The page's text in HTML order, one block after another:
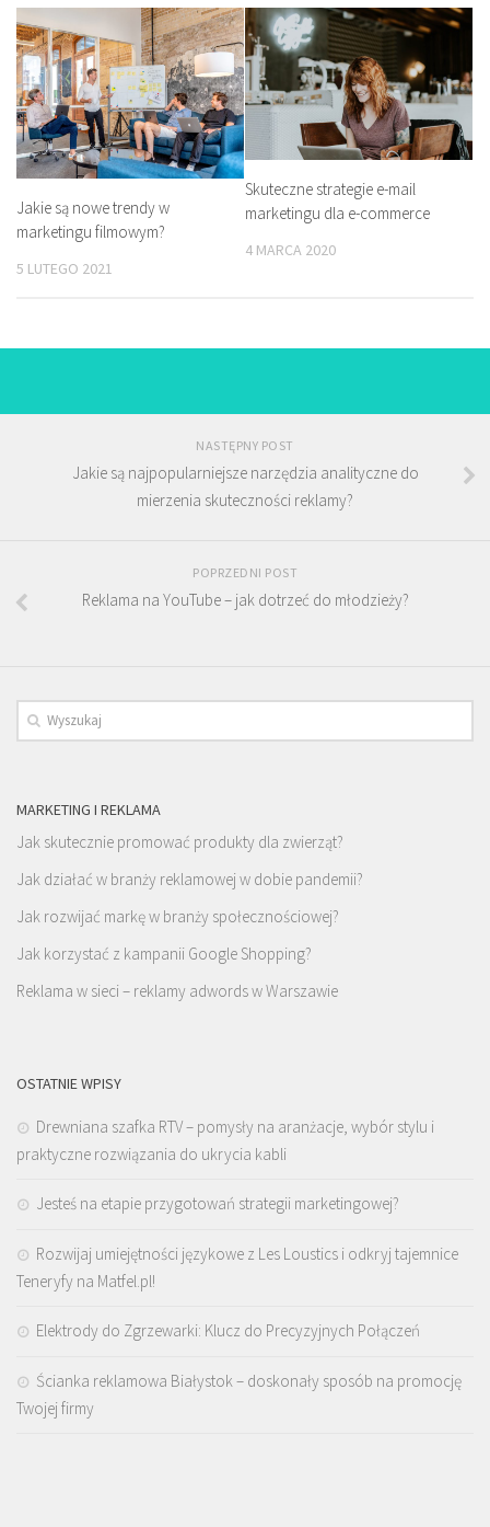
Jakie są nowe trendy w
marketingu filmowym?
5 LUTEGO 2021
Skuteczne strategie e-mail
marketingu dla e-commerce
4 MARCA 2020
NASTĘPNY POST
Jakie są najpopularniejsze narzędzia analityczne do
mierzenia skuteczności reklamy?
POPRZEDNI POST
Reklama na YouTube – jak dotrzeć do młodzieży?
MARKETING I REKLAMA
Jak skutecznie promować produkty dla zwierząt?
Jak działać w branży reklamowej w dobie pandemii?
Jak rozwijać markę w branży społecznościowej?
Jak korzystać z kampanii Google Shopping?
Reklama w sieci – reklamy adwords w Warszawie
OSTATNIE WPISY
Drewniana szafka RTV – pomysły na aranżacje, wybór stylu i
praktyczne rozwiązania do ukrycia kabli
Jesteś na etapie przygotowań strategii marketingowej?
Rozwijaj umiejętności językowe z Les Loustics i odkryj tajemnice
Teneryfy na Matfel.pl!
Elektrody do Zgrzewarki: Klucz do Precyzyjnych Połączeń
Ścianka reklamowa Białystok – doskonały sposób na promocję
Twojej firmy